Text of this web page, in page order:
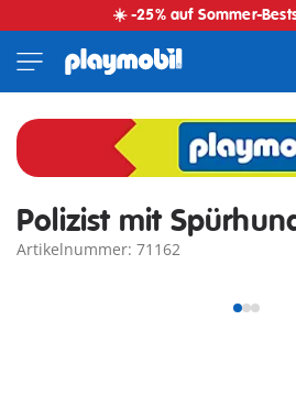
☀️ -25% auf Sommer-
Polizist mit
Artikelnummer: 71162